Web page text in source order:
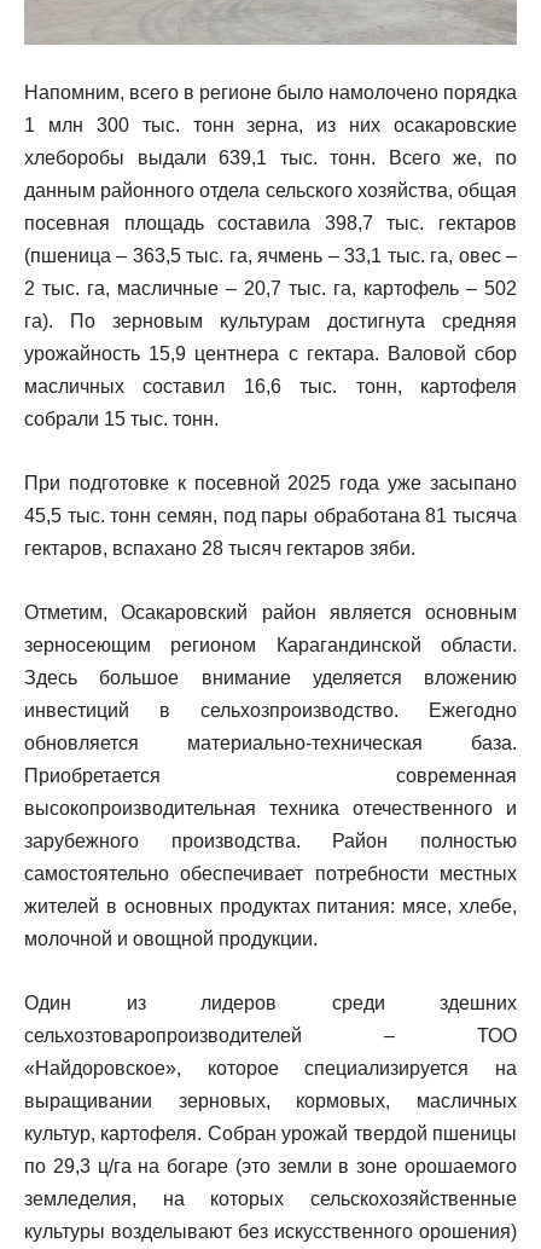
Напомним, всего в регионе было намолочено порядка
1 млн 300 тыс. тонн зерна, из них осакаровские
хлеборобы выдали 639,1 тыс. тонн. Всего же, по
данным районного отдела сельского хозяйства, общая
посевная площадь составила 398,7 тыс. гектаров
(пшеница – 363,5 тыс. га, ячмень – 33,1 тыс. га, овес –
2 тыс. га, масличные – 20,7 тыс. га, картофель – 502
га). По зерновым культурам достигнута средняя
урожайность 15,9 центнера с гектара. Валовой сбор
масличных составил 16,6 тыс. тонн, картофеля
собрали 15 тыс. тонн.
При подготовке к посевной 2025 года уже засыпано
45,5 тыс. тонн семян, под пары обработана 81 тысяча
гектаров, вспахано 28 тысяч гектаров зяби.
Отметим, Осакаровский район является основным
зерносеющим регионом Карагандинской области.
Здесь большое внимание уделяется вложению
инвестиций в сельхозпроизводство. Ежегодно
обновляется материально-техническая база.
Приобретается современная
высокопроизводительная техника отечественного и
зарубежного производства. Район полностью
самостоятельно обеспечивает потребности местных
жителей в основных продуктах питания: мясе, хлебе,
молочной и овощной продукции.
Один из лидеров среди здешних
сельхозтоваропроизводителей – ТОО
«Найдоровское», которое специализируется на
выращивании зерновых, кормовых, масличных
культур, картофеля. Собран урожай твердой пшеницы
по 29,3 ц/га на богаре (это земли в зоне орошаемого
земледелия, на которых сельскохозяйственные
культуры возделывают без искусственного орошения)